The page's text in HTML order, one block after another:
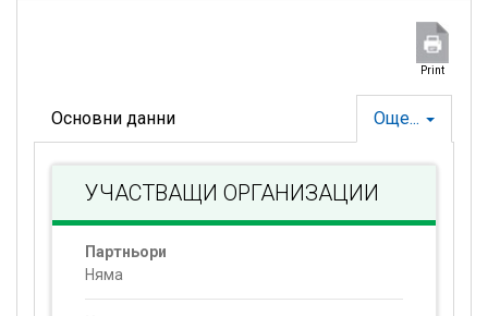
Print
Още...
Основни данни
УЧАСТВАЩИ ОРГАНИЗАЦИИ
Партньори
Няма